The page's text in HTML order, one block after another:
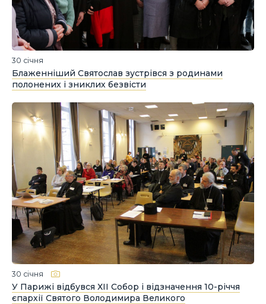
30 січня
Блаженніший Святослав зустрівся з родинами
полонених і зниклих безвісти
30 січня
У Парижі відбувся ХІІ Собор і відзначення 10-річчя
єпархії Святого Володимира Великого